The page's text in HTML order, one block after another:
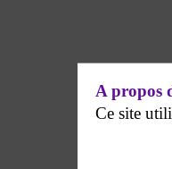
A propos
Ce site